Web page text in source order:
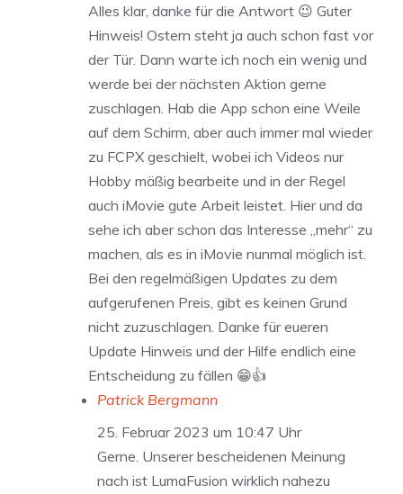
Alles klar, danke für die Antwort 😉 Guter
Hinweis! Ostern steht ja auch schon fast vor
der Tür. Dann warte ich noch ein wenig und
werde bei der nächsten Aktion gerne
zuschlagen. Hab die App schon eine Weile
auf dem Schirm, aber auch immer mal wieder
zu FCPX geschielt, wobei ich Videos nur
Hobby mäßig bearbeite und in der Regel
auch iMovie gute Arbeit leistet. Hier und da
sehe ich aber schon das Interesse „mehr“ zu
machen, als es in iMovie nunmal möglich ist.
Bei den regelmäßigen Updates zu dem
aufgerufenen Preis, gibt es keinen Grund
nicht zuzuschlagen. Danke für eueren
Update Hinweis und der Hilfe endlich eine
Entscheidung zu fällen 😁👍
Patrick Bergmann
25. Februar 2023 um 10:47 Uhr
Gerne. Unserer bescheidenen Meinung
nach ist LumaFusion wirklich nahezu